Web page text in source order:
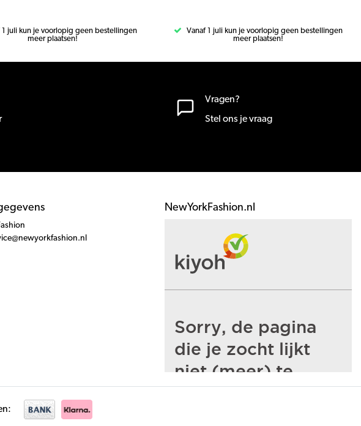
1 juli kun je voorlopig geen bestellingen
meer plaatsen!
Vanaf 1 juli kun je voorlopig geen bestellingen
meer plaatsen!
Vragen?
Stel ons je vraag
NewYorkFashion.nl